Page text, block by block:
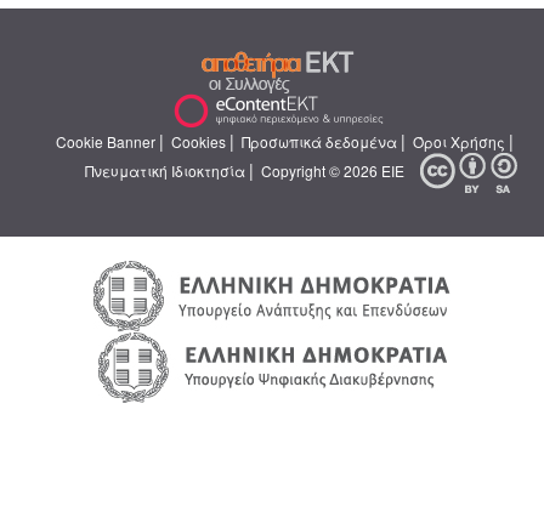
Cookie Banner | Cookies | Προσωπικά δεδομένα | Όροι Χρήσης |
Πνευματική Ιδιοκτησία | Copyright © 2026 ΕΙΕ